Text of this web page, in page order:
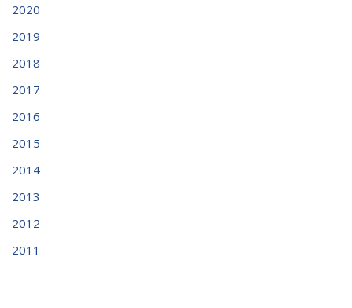
2020
2019
2018
2017
2016
2015
2014
2013
2012
2011